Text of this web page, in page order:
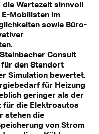
Wartezeit sinnvoll
Mobilisten im
sowie Büro-
Consult
den Standort
Simulation bewertet.
für Heizung
geringer als der
für die Elektroautos
stehen die
von Strom